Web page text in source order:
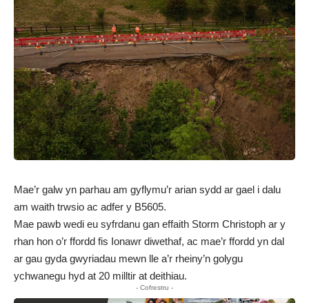
Mae’r galw yn parhau am gyflymu’r arian sydd ar gael i dalu
am waith trwsio ac adfer y B5605.
Mae pawb wedi eu syfrdanu gan effaith Storm Christoph ar y
rhan hon o’r ffordd fis Ionawr diwethaf, ac mae’r ffordd yn dal
ar gau gyda gwyriadau mewn lle a’r rheiny’n golygu
ychwanegu hyd at 20 milltir at deithiau.
- Cofrestru -